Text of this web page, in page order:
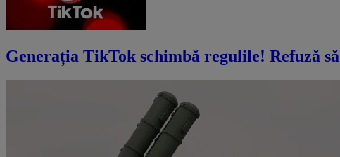
Generația TikTok schimbă regulile! Refuză